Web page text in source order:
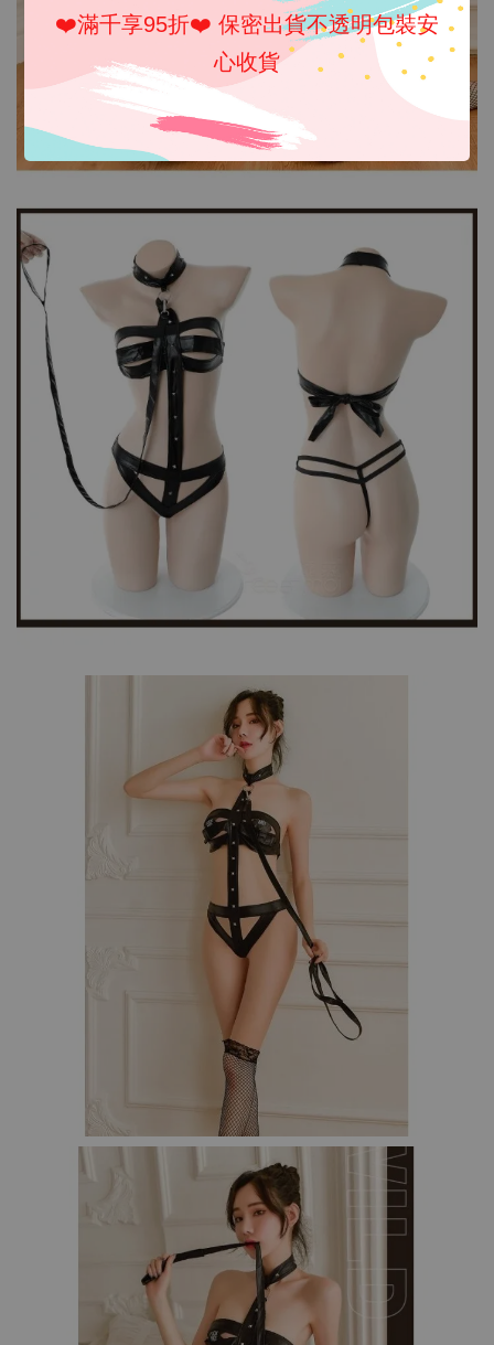
❤️滿千享95折❤️ 保密出貨不透明包裝安
心收貨